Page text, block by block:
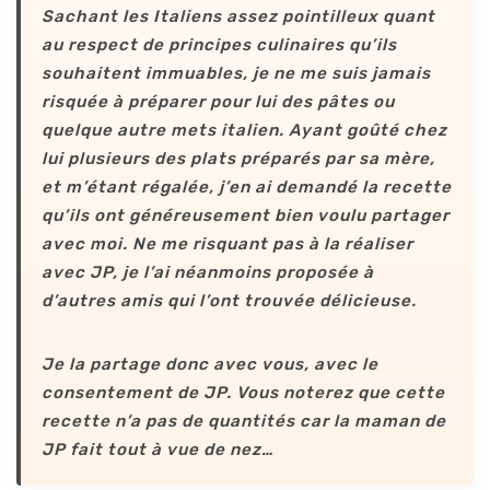
Sachant les Italiens assez pointilleux quant
au respect de principes culinaires qu’ils
souhaitent immuables, je ne me suis jamais
risquée à préparer pour lui des pâtes ou
quelque autre mets italien. Ayant goûté chez
lui plusieurs des plats préparés par sa mère,
et m’étant régalée, j’en ai demandé la recette
qu’ils ont généreusement bien voulu partager
avec moi. Ne me risquant pas à la réaliser
avec JP, je l’ai néanmoins proposée à
d’autres amis qui l’ont trouvée délicieuse.
Je la partage donc avec vous, avec le
consentement de JP. Vous noterez que cette
recette n’a pas de quantités car la maman de
JP fait tout à vue de nez…